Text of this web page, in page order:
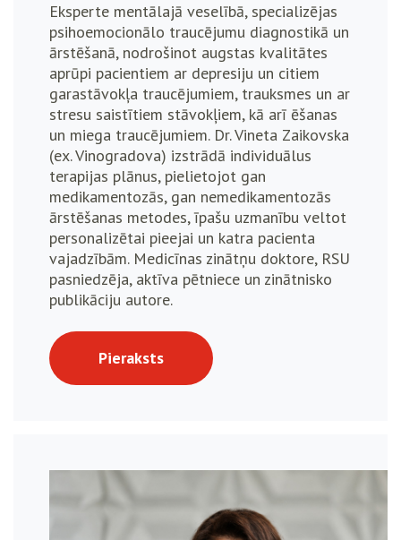
Eksperte mentālajā veselībā, specializējas
psihoemocionālo traucējumu diagnostikā un
ārstēšanā, nodrošinot augstas kvalitātes
aprūpi pacientiem ar depresiju un citiem
garastāvokļa traucējumiem, trauksmes un ar
stresu saistītiem stāvokļiem, kā arī ēšanas
un miega traucējumiem. Dr. Vineta Zaikovska
(ex. Vinogradova) izstrādā individuālus
terapijas plānus, pielietojot gan
medikamentozās, gan nemedikamentozās
ārstēšanas metodes, īpašu uzmanību veltot
personalizētai pieejai un katra pacienta
vajadzībām. Medicīnas zinātņu doktore, RSU
pasniedzēja, aktīva pētniece un zinātnisko
publikāciju autore.
Pieraksts